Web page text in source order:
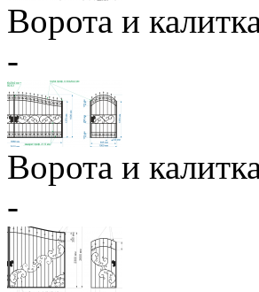
Ворота и
-
Ворота и
-